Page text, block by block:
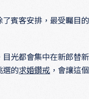
了賓客安排，最受矚目
目光都會集中在新郎替
選的求婚鑽戒 ，會讓這